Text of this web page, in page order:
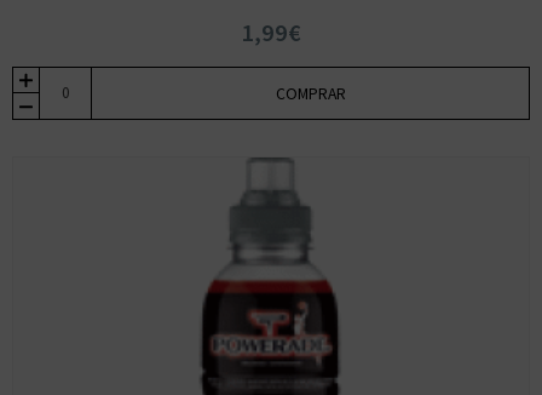
1,99€
COMPRAR